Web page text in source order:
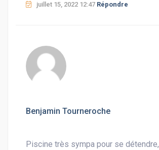
juillet 15, 2022 12:47 Répondre
Benjamin Tourneroche
Piscine très sympa pour se détendre,